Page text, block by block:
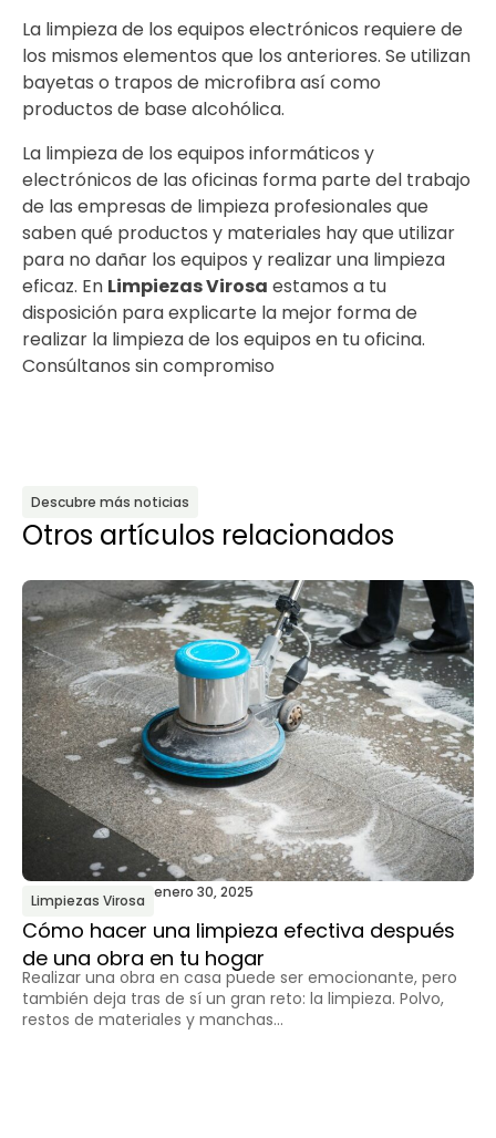
La limpieza de los equipos electrónicos requiere de
los mismos elementos que los anteriores. Se utilizan
bayetas o trapos de microfibra así como
productos de base alcohólica.
La limpieza de los equipos informáticos y
electrónicos de las oficinas forma parte del trabajo
de las empresas de limpieza profesionales que
saben qué productos y materiales hay que utilizar
para no dañar los equipos y realizar una limpieza
eficaz. En Limpiezas Virosa estamos a tu
disposición para explicarte la mejor forma de
realizar la limpieza de los equipos en tu oficina.
Consúltanos sin compromiso
Descubre más noticias
Otros artículos relacionados
Limpiezas Virosa enero 30, 2025
Cómo hacer una limpieza efectiva después
de una obra en tu hogar
Realizar una obra en casa puede ser emocionante, pero
también deja tras de sí un gran reto: la limpieza. Polvo,
restos de materiales y manchas...